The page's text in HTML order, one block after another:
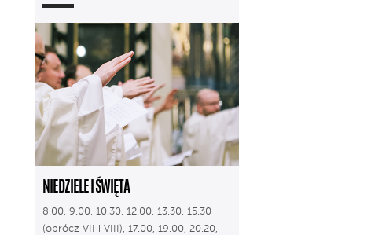
NIEDZIELE I ŚWIĘTA
8.00, 9.00, 10.30, 12.00, 13.30, 15.30
(oprócz VII i VIII), 17.00, 19.00, 20.20,